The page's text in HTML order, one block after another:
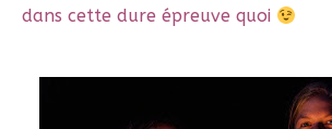
dans cette dure épreuve quoi